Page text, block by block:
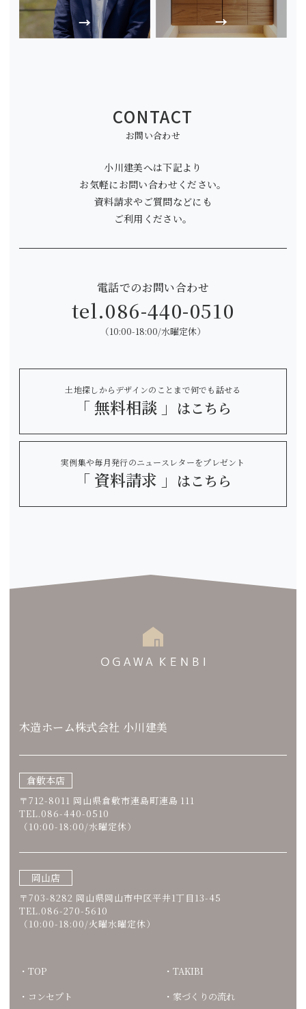
CONTACT
お問い合わせ
小川建美へは下記より
お気軽にお問い合わせください。
資料請求やご質問などにも
ご利用ください。
電話でのお問い合わせ
tel.086-440-0510
（10:00-18:00/水曜定休）
土地探しからデザインのことまで何でも話せる
「 無料相談 」 はこちら
実例集や毎月発行のニュースレターをプレゼント
「 資料請求 」 はこちら
木造ホーム株式会社 小川建美
倉敷本店
〒712-8011 岡山県倉敷市連島町連島 111
TEL.086-440-0510
（10:00-18:00/水曜定休）
岡山店
〒703-8282 岡山県岡山市中区平井1丁目13-45
TEL.086-270-5610
（10:00-18:00/火曜水曜定休）
TOP
コンセプト
TAKIBI
家づくりの流れ